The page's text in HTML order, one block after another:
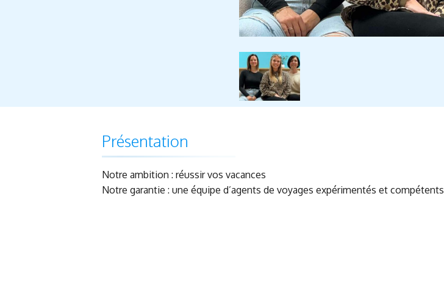
Présentation
Notre ambition : réussir vos vacances
Notre garantie : une équipe d’agents de voyages expérimentés et compétents